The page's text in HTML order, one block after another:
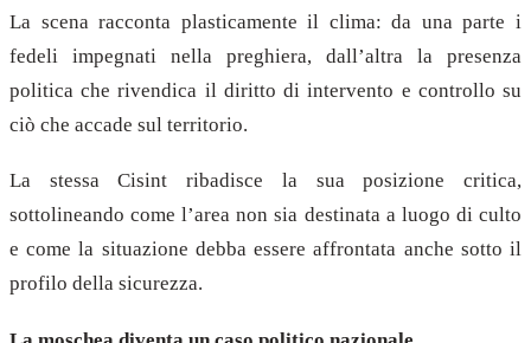
La scena racconta plasticamente il clima: da una parte i
fedeli impegnati nella preghiera, dall’altra la presenza
politica che rivendica il diritto di intervento e controllo su
ciò che accade sul territorio.
La stessa Cisint ribadisce la sua posizione critica,
sottolineando come l’area non sia destinata a luogo di culto
e come la situazione debba essere affrontata anche sotto il
profilo della sicurezza.